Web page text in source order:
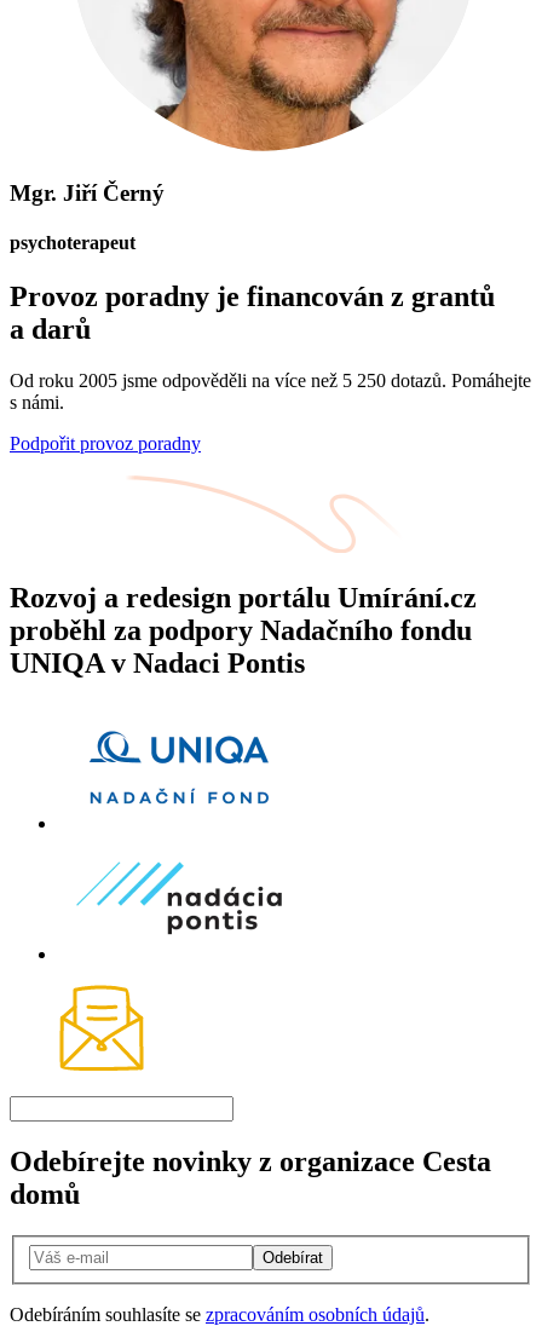
Mgr. Jiří Černý
psychoterapeut
Provoz poradny je financován z grantů
a darů
Od roku 2005 jsme odpověděli na více než 5 250 dotazů. Pomáhejte
s námi.
Podpořit provoz poradny
Rozvoj a redesign portálu Umírání.cz
proběhl za podpory Nadačního fondu
UNIQA v Nadaci Pontis
Odebírejte novinky z organizace Cesta
domů
Odebírat
Odebíráním souhlasíte se zpracováním osobních údajů.